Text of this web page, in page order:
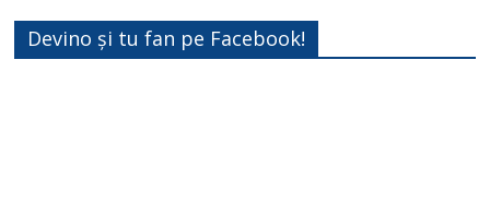
Devino și tu fan pe Facebook!